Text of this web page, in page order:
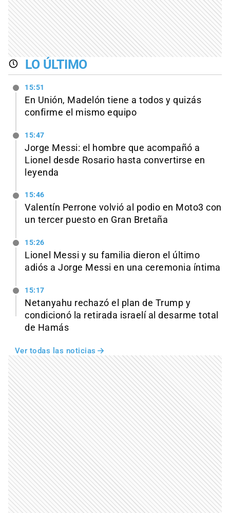
LO ÚLTIMO
15:51
En Unión, Madelón tiene a todos y quizás
confirme el mismo equipo
15:47
Jorge Messi: el hombre que acompañó a
Lionel desde Rosario hasta convertirse en
leyenda
15:46
Valentín Perrone volvió al podio en Moto3 con
un tercer puesto en Gran Bretaña
15:26
Lionel Messi y su familia dieron el último
adiós a Jorge Messi en una ceremonia íntima
15:17
Netanyahu rechazó el plan de Trump y
condicionó la retirada israelí al desarme total
de Hamás
Ver todas las noticias